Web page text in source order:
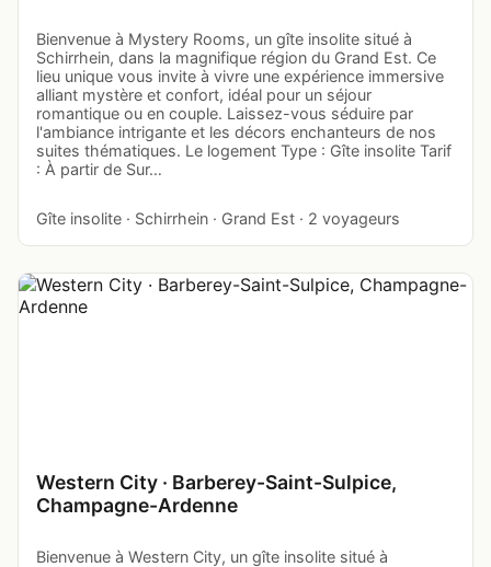
Bienvenue à Mystery Rooms, un gîte insolite situé à
Schirrhein, dans la magnifique région du Grand Est. Ce
lieu unique vous invite à vivre une expérience immersive
alliant mystère et confort, idéal pour un séjour
romantique ou en couple. Laissez-vous séduire par
l'ambiance intrigante et les décors enchanteurs de nos
suites thématiques. Le logement Type : Gîte insolite Tarif
: À partir de Sur…
Gîte insolite · Schirrhein · Grand Est · 2 voyageurs
Western City · Barberey-Saint-Sulpice,
Champagne-Ardenne
Bienvenue à Western City, un gîte insolite situé à